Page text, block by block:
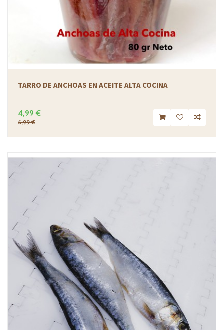
TARRO DE ANCHOAS EN ACEITE ALTA COCINA
4,99 €
6,99 €